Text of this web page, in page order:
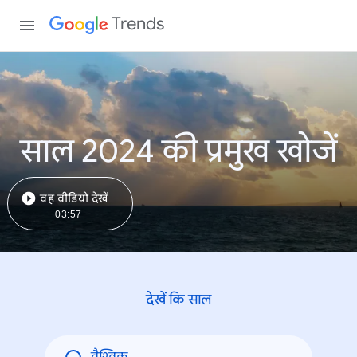
Trends
साल 2024 की प्रमुख खोजें
वह वीडियो देखें
03:57
देखें कि साल